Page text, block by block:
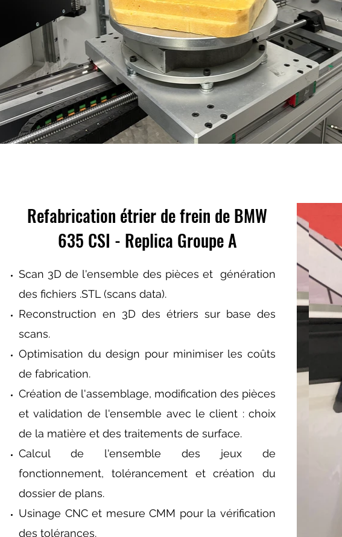
Refabrication étrier de frein de BMW
635 CSI - Replica Groupe A
Scan 3D de l'ensemble des pièces et génération
des fichiers .STL (scans data).
Reconstruction en 3D des étriers sur base des
scans.
Optimisation du design pour minimiser les coûts
de fabrication.
Création de l'assemblage, modification des pièces
et validation de l'ensemble avec le client : choix
de la matière et des traitements de surface.
Calcul de l'ensemble des jeux de
fonctionnement, tolérancement et création du
dossier de plans.
Usinage CNC et mesure CMM pour la vérification
des tolérances.